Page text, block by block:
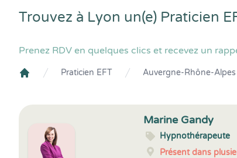
Trouvez à Lyon un(e) Praticien
Prenez RDV en quelques clics et recevez un
Praticien EFT Auvergne-Rhône-Alpes
Marine Gandy
Hypnothérapeute
Présent dans